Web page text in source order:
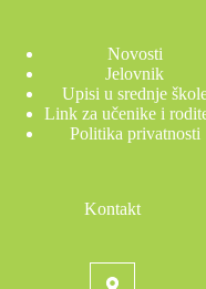
Novosti
Jelovnik
Upisi u srednje
Link za učenike i
Politika privatnosti
Kontakt